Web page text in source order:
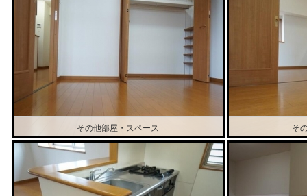
その他部屋・スペース そ